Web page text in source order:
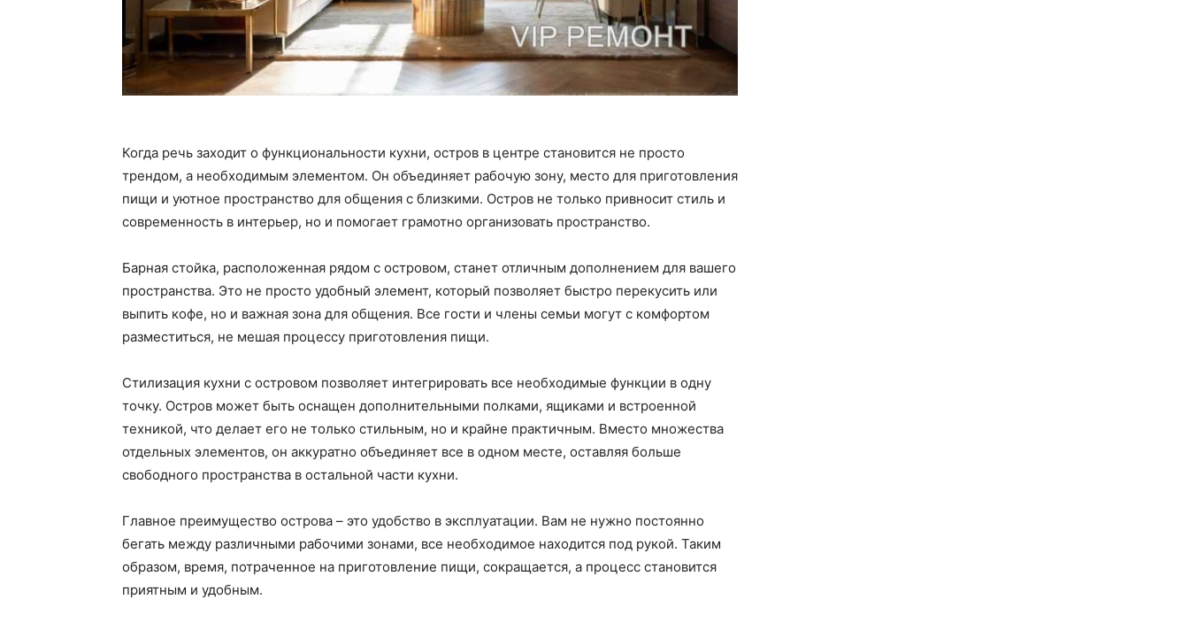
Когда речь заходит о функциональности кухни, остров в центре становится не просто
трендом, а необходимым элементом. Он объединяет рабочую зону, место для приготовления
пищи и уютное пространство для общения с близкими. Остров не только привносит стиль и
современность в интерьер, но и помогает грамотно организовать пространство.
Барная стойка, расположенная рядом с островом, станет отличным дополнением для вашего
пространства. Это не просто удобный элемент, который позволяет быстро перекусить или
выпить кофе, но и важная зона для общения. Все гости и члены семьи могут с комфортом
разместиться, не мешая процессу приготовления пищи.
Стилизация кухни с островом позволяет интегрировать все необходимые функции в одну
точку. Остров может быть оснащен дополнительными полками, ящиками и встроенной
техникой, что делает его не только стильным, но и крайне практичным. Вместо множества
отдельных элементов, он аккуратно объединяет все в одном месте, оставляя больше
свободного пространства в остальной части кухни.
Главное преимущество острова – это удобство в эксплуатации. Вам не нужно постоянно
бегать между различными рабочими зонами, все необходимое находится под рукой. Таким
образом, время, потраченное на приготовление пищи, сокращается, а процесс становится
приятным и удобным.